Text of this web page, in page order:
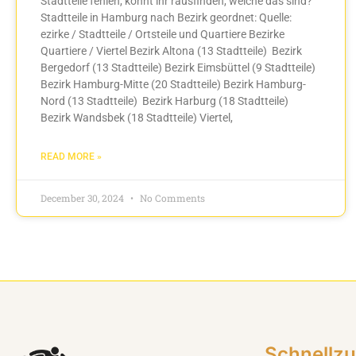
Stadtteile in Hamburg nach Bezirk geordnet: Quelle:
ezirke / Stadtteile / Ortsteile und Quartiere Bezirke
Quartiere / Viertel Bezirk Altona (13 Stadtteile) Bezirk
Bergedorf (13 Stadtteile) Bezirk Eimsbüttel (9 Stadtteile)
Bezirk Hamburg-Mitte (20 Stadtteile) Bezirk Hamburg-
Nord (13 Stadtteile) Bezirk Harburg (18 Stadtteile)
Bezirk Wandsbek (18 Stadtteile) Viertel,
READ MORE »
December 30, 2024 No Comments